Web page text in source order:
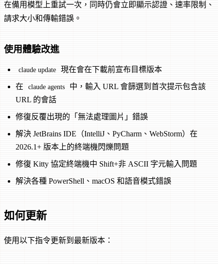
在備用模型上重試一次，同時仍會立即顯示認證、速率限制、
請求大小和傳輸錯誤。
使用體驗改進
claude update 現在會在下載前宣布目標版本
在 claude agents
中，輸入 URL 會篩選到首次提示包含該
URL 的會話
修復反覆出現的「無法處理圖片」錯誤
解決 JetBrains IDE（IntelliJ、PyCharm、WebStorm）在
2026.1+ 版本上的終端機閃爍問題
修復 Kitty 協定終端機中 Shift+非 ASCII 字元輸入問題
解決各種 PowerShell、macOS 和語音模式錯誤
如何更新
使用以下指令更新到最新版本：